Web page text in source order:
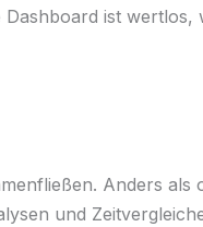
ist
Anders
und